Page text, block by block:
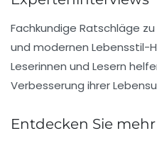
Fachkundige Ratschläge
und modernen Lebensstil-
Leserinnen und Lesern
Verbesserung ihrer
Entdecken Sie